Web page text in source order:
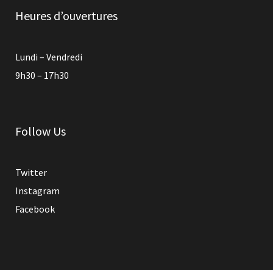
Heures d’ouvertures
Lundi – Vendredi
9h30 – 17h30
Follow Us
Twitter
Instagram
Facebook